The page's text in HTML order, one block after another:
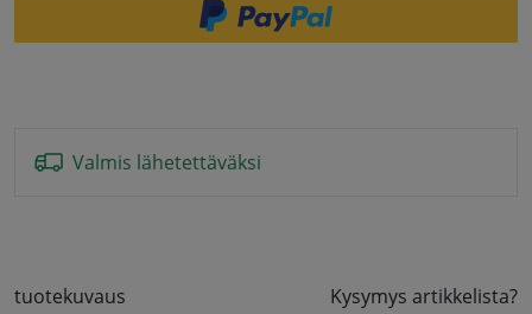
Valmis lähetettäväksi
tuotekuvaus Kysymys artikkelista?